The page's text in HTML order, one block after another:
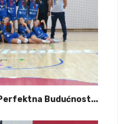
Budućnost...